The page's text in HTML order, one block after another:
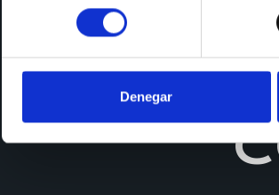
consentimiento
Denegar